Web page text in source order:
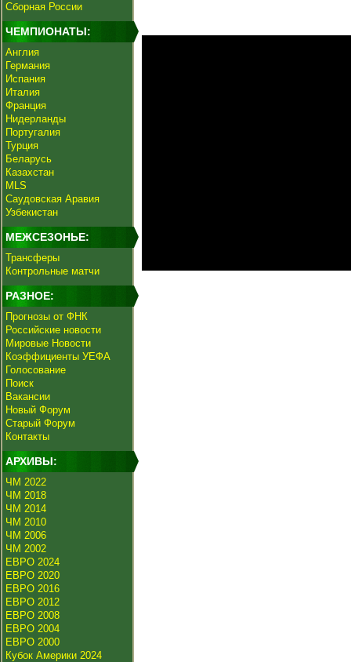
Сборная России
ЧЕМПИОНАТЫ:
Англия
Германия
Испания
Италия
Франция
Нидерланды
Португалия
Турция
Беларусь
Казахстан
MLS
Саудовская Аравия
Узбекистан
МЕЖСЕЗОНЬЕ:
Трансферы
Контрольные матчи
РАЗНОЕ:
Прогнозы от ФНК
Российские новости
Мировые Новости
Коэффициенты УЕФА
Голосование
Поиск
Вакансии
Новый Форум
Старый Форум
Контакты
АРХИВЫ:
ЧМ 2022
ЧМ 2018
ЧМ 2014
ЧМ 2010
ЧМ 2006
ЧМ 2002
ЕВРО 2024
ЕВРО 2020
ЕВРО 2016
ЕВРО 2012
ЕВРО 2008
ЕВРО 2004
ЕВРО 2000
Кубок Америки 2024